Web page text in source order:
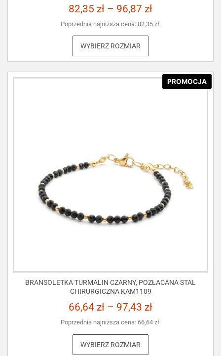
82,35 zł – 96,87 zł
Poprzednia najniższa cena: 82,35 zł.
WYBIERZ ROZMIAR
PROMOCJA
BRANSOLETKA TURMALIN CZARNY, POZŁACANA STAL
CHIRURGICZNA KAM1109
66,64 zł – 97,43 zł
Poprzednia najniższa cena: 66,64 zł.
WYBIERZ ROZMIAR